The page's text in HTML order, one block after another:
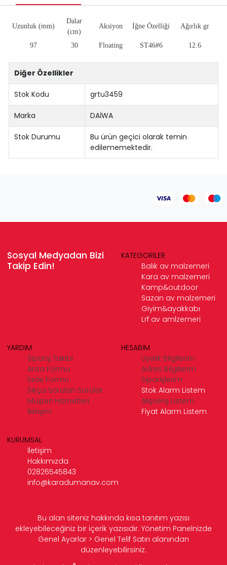
Uzunluk (mm)
Dalar
(cm)
Aksiyon İğne Özelliği Ağırlık gr
97 30 Floating ST46#6 12.6
Diğer Özellikler
Stok Kodu grtu3459
Marka DAİWA
Stok Durumu
Bu ürün geçici olarak temin
edilememektedir.
Sosyal Medyadan Bizi
Takip Edin!
KATEGORİLER
Balık av malzemeri
Kara av malzemeri
Kamp&outdoor
Sazan av malzemeri
Giyim&ayakkabı
Lrf av amlzemeri
YARDIM
Sipariş Takibi
Arıza Formu
İade Formu
Sıkça Sorulan Sorular
Müşteri Hizmetleri
İletişim
HESABIM
Üyelik Bilgilerim
Adres Bilgilerim
Siparişlerim
Stok Alarm Listem
Alışveriş Listem
Fiyat Alarm Listem
KURUMSAL
İletişim
Hakkımızda
02826545843
info@karadumanav.com
Bu alan siteniz hakkında kısa tanıtım yazısı
ekleyebileceğiniz bir içerik yazısıdır. Yönetim Panelnizde
Genel Ayarlar > Genel Telif Satırı alanından
düzenleyebilirsiniz.